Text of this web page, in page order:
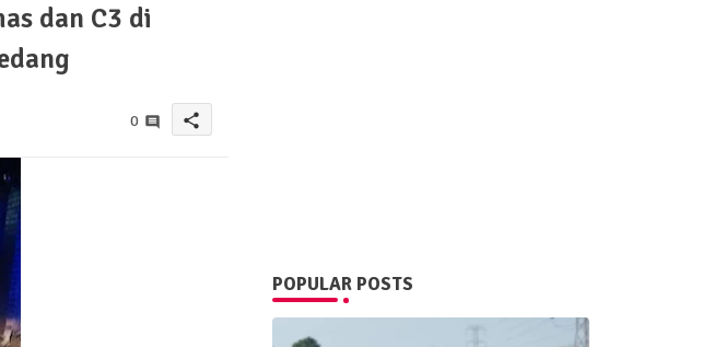
dan C3 di
0 share
POPULAR POSTS